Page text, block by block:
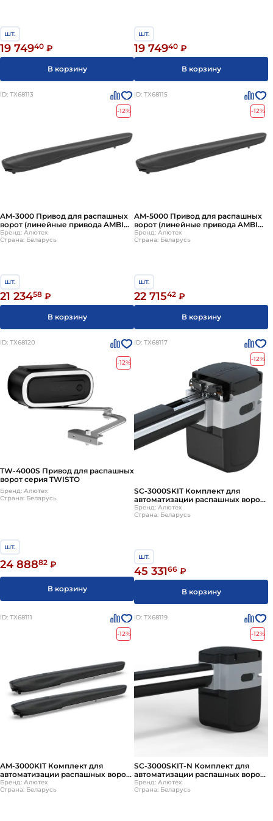
шт.
19 74940 ₽
В корзину
шт.
19 74940 ₽
В корзину
ID: ТХ68113
-12%
AM-3000 Привод для распашных
ворот (линейные привода AMBIO)
ALUTECH
Бренд: Алютех
Страна: Беларусь
шт.
21 23458 ₽
В корзину
ID: ТХ68115
-12%
AM-5000 Привод для распашных
ворот (линейные привода AMBIO)
ALUTECH
Бренд: Алютех
Страна: Беларусь
шт.
22 71542 ₽
В корзину
ID: ТХ68120
-12%
TW-4000S Привод для распашных
ворот серия TWISTO
Бренд: Алютех
Страна: Беларусь
шт.
24 88882 ₽
В корзину
ID: ТХ68117
-12%
SC-3000SKIT Комплект для
автоматизации распашных ворот
ALUTECH
Бренд: Алютех
Страна: Беларусь
шт.
45 33166 ₽
В корзину
ID: ТХ68111
-12%
AM-3000KIT Комплект для
автоматизации распашных ворот
(линейные привода AMBIO)
ALUTECH
Бренд: Алютех
Страна: Беларусь
ID: ТХ68119
-12%
SC-3000SKIT-N Комплект для
автоматизации распашных ворот
ALUTECH
Бренд: Алютех
Страна: Беларусь